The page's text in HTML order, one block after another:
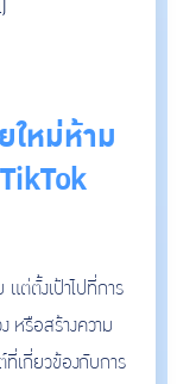
ใหม่ห้าม
ต่ตั้งเป้าไปที่การ
หรือสร้างความ
ที่เกี่ยวข้องกับการ